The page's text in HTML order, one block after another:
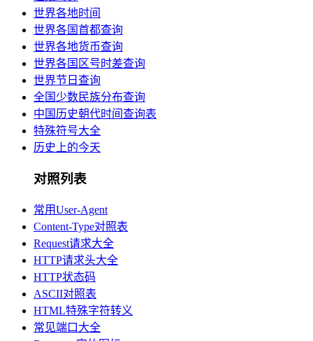
世界各地时间
世界各国首都查询
世界各地货币查询
世界各国区号时差查询
世界节日查询
全国少数民族分布查询
中国历史朝代时间查询表
特殊符号大全
历史上的今天
对照列表
常用User-Agent
Content-Type对照表
Request请求大全
HTTP请求头大全
HTTP状态码
ASCII对照表
HTML特殊字符转义
常见端口大全